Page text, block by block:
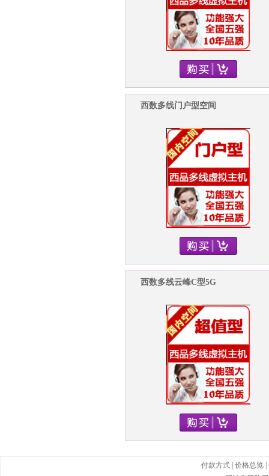
西数多线门户型空间
西数多线云峰C型5G
付款方式 价格总览